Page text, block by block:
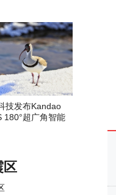
技发布Kandao
180°超广角智能
区